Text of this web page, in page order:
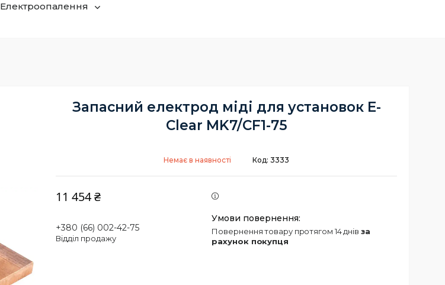
Електроопалення
Запасний електрод міді для установок E-
Clear MK7/CF1-75
Немає в наявності Код: 3333
11 454 ₴
+380 (66) 002-42-75
Відділ продажу
повернення товару протягом 14 днів за
рахунок покупця